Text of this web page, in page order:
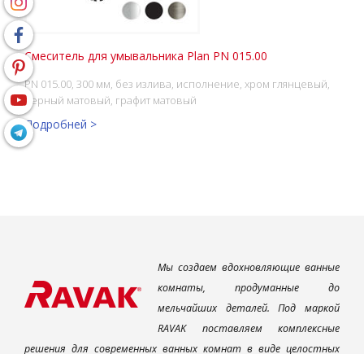
Смеситель для умывальника Plan PN 015.00
PN 015.00, 300 мм, без излива, исполнение, хром глянцевый,
черный матовый, графит матовый
Подробней >
Мы создаем вдохновляющие ванные
комнаты, продуманные до
мельчайших деталей. Под маркой
RAVAK поставляем комплексные
решения для современных ванных комнат в виде целостных